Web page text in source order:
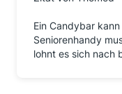
Ein Candybar
Seniorenhandy
lohnt es sich nach